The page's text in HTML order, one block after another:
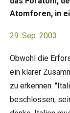
Atomforen, in
29. Sep. 2003
Obwohl die
ein klarer
zu erkennen.
beschlossen,